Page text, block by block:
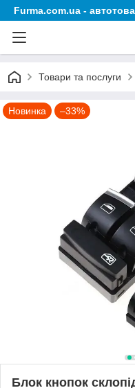
Furma.com.ua -
Товари та послуги
Новинка –33%
Блок кнопок